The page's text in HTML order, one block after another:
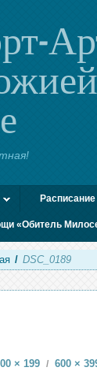
«Обитель
/ DSC_0189
× 199 / 600 ×